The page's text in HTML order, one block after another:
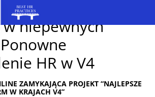
LIDERÓW AKADEMICKICH I HR W V4
w niepewnych
HR w V4
ZAMYKAJĄCA PROJEKT “NAJLEPSZE
W KRAJACH V4”